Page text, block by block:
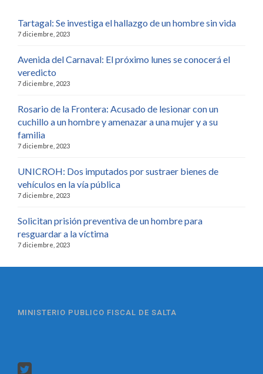
Tartagal: Se investiga el hallazgo de un hombre sin vida
7 diciembre, 2023
Avenida del Carnaval: El próximo lunes se conocerá el
veredicto
7 diciembre, 2023
Rosario de la Frontera: Acusado de lesionar con un
cuchillo a un hombre y amenazar a una mujer y a su
familia
7 diciembre, 2023
UNICROH: Dos imputados por sustraer bienes de
vehículos en la vía pública
7 diciembre, 2023
Solicitan prisión preventiva de un hombre para
resguardar a la víctima
7 diciembre, 2023
MINISTERIO PUBLICO FISCAL DE SALTA